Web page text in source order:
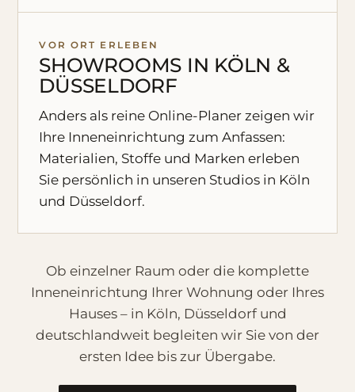
VOR ORT ERLEBEN
SHOWROOMS IN KÖLN &
DÜSSELDORF
Anders als reine Online-Planer zeigen wir
Ihre Inneneinrichtung zum Anfassen:
Materialien, Stoffe und Marken erleben
Sie persönlich in unseren Studios in Köln
und Düsseldorf.
Ob einzelner Raum oder die komplette
Inneneinrichtung Ihrer Wohnung oder Ihres
Hauses – in Köln, Düsseldorf und
deutschlandweit begleiten wir Sie von der
ersten Idee bis zur Übergabe.